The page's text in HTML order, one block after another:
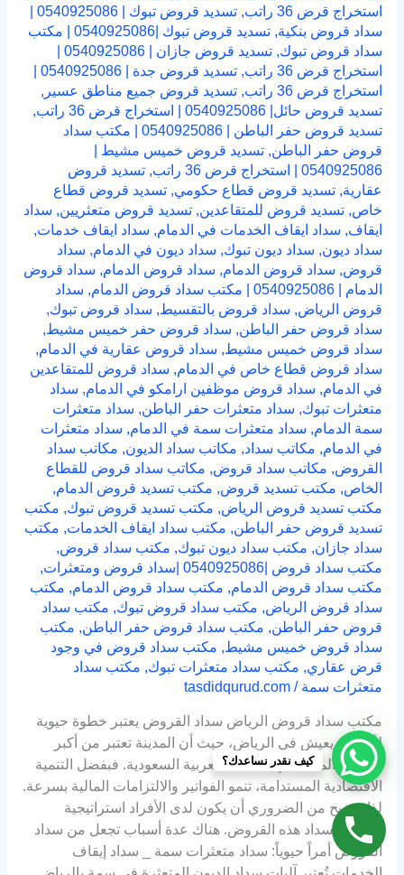
استخراج قرض 36 راتب
,
تسديد قروض تبوك | 0540925086 |
سداد قروض بنكية,
تسديد قروض تبوك |0540925086 | مكتب
سداد قروض تبوك,
تسديد قروض جازان | 0540925086 |
استخراج قرض 36 راتب
,
تسديد قروض جدة | 0540925086 |
استخراج قرض 36 راتب
, تسديد قروض جميع مناطق عسير ,
تسديد قروض حائل| 0540925086 | استخراج قرض 36 راتب
,
تسديد قروض حفر الباطن | 0540925086 | مكتب سداد
قروض حفر الباطن, تسديد قروض خميس مشيط |
0540925086 | استخراج قرض 36 راتب
, تسديد قروض
عقارية, تسديد قروض قطاع حكومي, تسديد قروض قطاع
خاص, تسديد قروض للمتقاعدين, تسديد قروض متعثريين, سداد
ايقاف, سداد ايقاف الخدمات في الدمام, سداد ايقاف خدمات,
سداد ديون, سداد ديون تبوك, سداد ديون في الدمام, سداد
قروض, سداد قروض الدمام, سداد قروض الدمام, سداد قروض
الدمام | 0540925086 | مكتب سداد قروض الدمام
, سداد
قروض الرياض, سداد قروض بالتقسيط, سداد قروض تبوك,
سداد قروض حفر الباطن, سداد قروض حفر خميس مشيط,
سداد قروض خميس مشيط, سداد قروض عقارية في الدمام,
سداد قروض قطاع خاص في الدمام, سداد قروض للمتقاعدين
في الدمام, سداد قروض موظفين ارامكو في الدمام, سداد
متعثرات تبوك, سداد متعثرات حفر الباطن, سداد متعثرات
سمة الدمام, سداد متعثرات سمة في الدمام, سداد متعثرات
في الدمام, مكاتب سداد, مكاتب سداد الديون, مكاتب سداد
القروض, مكاتب سداد قروض, مكاتب سداد قروض للقطاع
الخاص, مكتب تسديد قروض, مكتب تسديد قروض الدمام,
مكتب تسديد قروض الرياض, مكتب تسديد قروض تبوك, مكتب
تسديد قروض حفر الباطن, مكتب سداد ايقاف الخدمات, مكتب
سداد جازان, مكتب سداد ديون تبوك, مكتب سداد قروض,
مكتب سداد قروض |0540925086 |سداد قروض ومتعثرات
,
مكتب سداد قروض الدمام, مكتب سداد قروض الدمام, مكتب
سداد قروض الرياض, مكتب سداد قروض تبوك, مكتب سداد
قروض حفر الباطن, مكتب سداد قروض حفر الباطن, مكتب
سداد قروض خميس مشيط, مكتب سداد قروض في وجود
قرض عقاري, مكتب سداد متعثرات تبوك, مكتب سداد
متعثرات سمة /
tasdidqurud.com
مكتب سداد قروض الرياض سداد القروض يعتبر خطوة حيوية
لأي فرد يعيش في الرياض، حيث أن المدينة تعتبر من أكبر
المراكز المالية في المملكة العربية السعودية. فبفضل التنمية
الاقتصادية المستدامة، تنمو الفواتير والالتزامات المالية بسرعة.
لذا، يصبح من الضروري أن يكون لدى الأفراد استراتيجية
واضحة لسداد هذه القروض. هناك عدة أسباب تجعل من سداد
القروض أمراً حيوياً: سداد متعثرات سمة _ سداد إيقاف
كيف نقدر نساعدك؟